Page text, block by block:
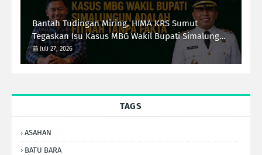
Bantah Tudingan Miring, HIMA KRS Sumut
Tegaskan Isu Kasus MBG Wakil Bupati Simalungun
Adalah Fitnah Tanpa Fakta
Juli 27, 2026
TAGS
ASAHAN
BATU BARA